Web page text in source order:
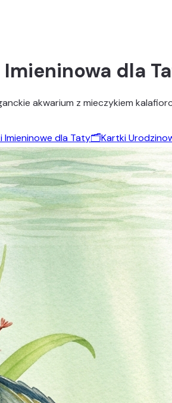
dla
akwarium z mieczykiem
Imieninowe dla Taty🗂️Kartki